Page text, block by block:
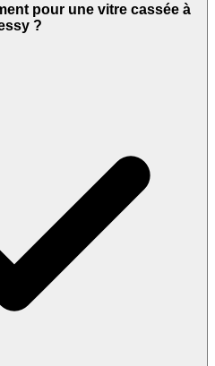
pour une vitre cassée à
?